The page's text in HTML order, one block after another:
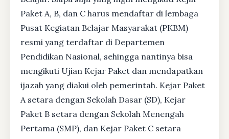
Paket A, B, dan C harus mendaftar di lembaga
Pusat Kegiatan Belajar Masyarakat (PKBM)
resmi yang terdaftar di Departemen
Pendidikan Nasional, sehingga nantinya bisa
mengikuti Ujian Kejar Paket dan mendapatkan
ijazah yang diakui oleh pemerintah. Kejar Paket
A setara dengan Sekolah Dasar (SD), Kejar
Paket B setara dengan Sekolah Menengah
Pertama (SMP), dan Kejar Paket C setara